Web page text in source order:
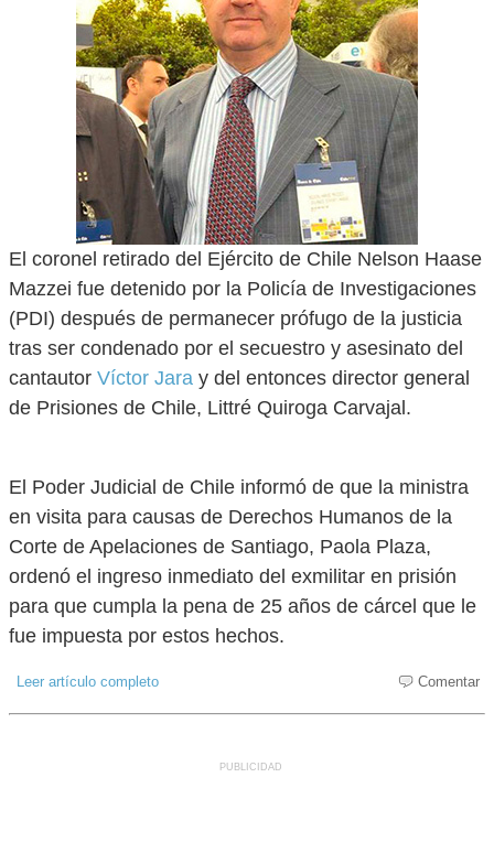
El coronel retirado del Ejército de Chile Nelson Haase
Mazzei fue detenido por la Policía de Investigaciones
(PDI) después de permanecer prófugo de la justicia
tras ser condenado por el secuestro y asesinato del
cantautor Víctor Jara y del entonces director general
de Prisiones de Chile, Littré Quiroga Carvajal.
El Poder Judicial de Chile informó de que la ministra
en visita para causas de Derechos Humanos de la
Corte de Apelaciones de Santiago, Paola Plaza,
ordenó el ingreso inmediato del exmilitar en prisión
para que cumpla la pena de 25 años de cárcel que le
fue impuesta por estos hechos.
Leer artículo completo Comentar
PUBLICIDAD